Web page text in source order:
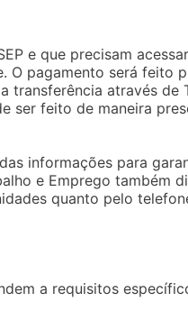
e que precisam
O pagamento será feito
através de
ser feito de maneira
informações para
e Emprego também
quanto pelo
a requisitos